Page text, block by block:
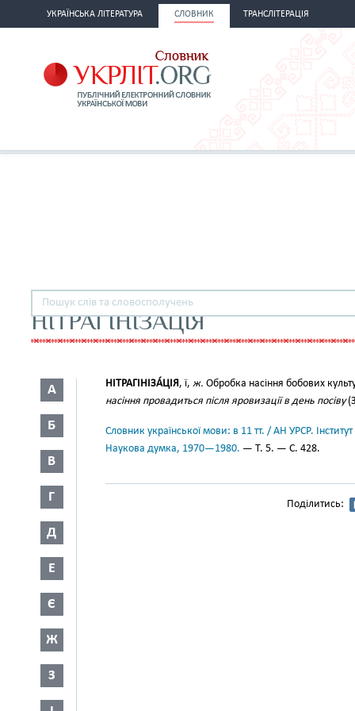
УКРАЇНСЬКА ЛІТЕРАТУРА СЛОВНИК ТРАНСЛІТЕРАЦІЯ
НІТРАГІНІЗАЦІЯ
А
Б
В
Г
Д
Е
Є
Ж
З
НІТРАГІНІЗА́ЦІЯ, ї, ж. Обробка насіння бобових
насіння провадиться після яровизації в день посіву
Словник української мови: в 11 тт. / АН УРСР.
Наукова думка, 1970—1980. — Т. 5. — С. 428.
Поділитись: